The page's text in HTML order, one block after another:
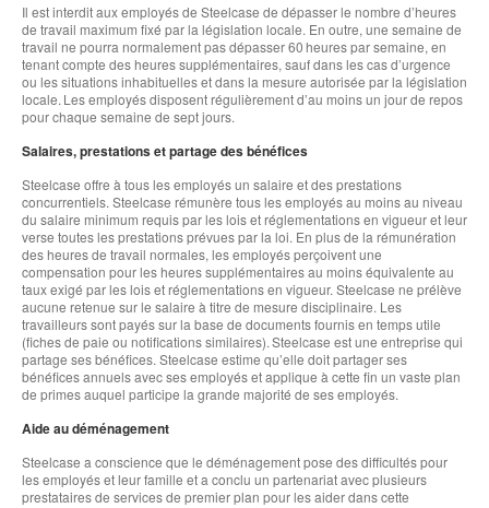
Il est interdit aux employés de Steelcase de dépasser le nombre d’heures
de travail maximum fixé par la législation locale. En outre, une semaine de
travail ne pourra normalement pas dépasser 60 heures par semaine, en
tenant compte des heures supplémentaires, sauf dans les cas d’urgence
ou les situations inhabituelles et dans la mesure autorisée par la législation
locale. Les employés disposent régulièrement d’au moins un jour de repos
pour chaque semaine de sept jours.
Salaires, prestations et partage des bénéfices
Steelcase offre à tous les employés un salaire et des prestations
concurrentiels. Steelcase rémunère tous les employés au moins au niveau
du salaire minimum requis par les lois et réglementations en vigueur et leur
verse toutes les prestations prévues par la loi. En plus de la rémunération
des heures de travail normales, les employés perçoivent une
compensation pour les heures supplémentaires au moins équivalente au
taux exigé par les lois et réglementations en vigueur. Steelcase ne prélève
aucune retenue sur le salaire à titre de mesure disciplinaire. Les
travailleurs sont payés sur la base de documents fournis en temps utile
(fiches de paie ou notifications similaires). Steelcase est une entreprise qui
partage ses bénéfices. Steelcase estime qu’elle doit partager ses
bénéfices annuels avec ses employés et applique à cette fin un vaste plan
de primes auquel participe la grande majorité de ses employés.
Aide au déménagement
Steelcase a conscience que le déménagement pose des difficultés pour
les employés et leur famille et a conclu un partenariat avec plusieurs
prestataires de services de premier plan pour les aider dans cette